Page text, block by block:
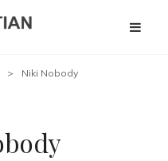
> Niki Nobody